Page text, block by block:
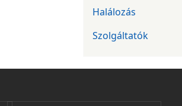
Halálozás
Szolgáltatók